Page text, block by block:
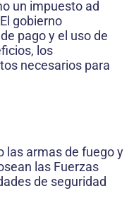
un impuesto ad
gobierno
pago y el uso de
los
necesarios para
las armas de fuego y
las Fuerzas
de seguridad